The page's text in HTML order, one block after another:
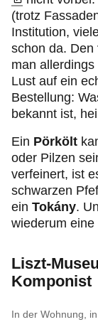
(trotz
Institution,
schon da. Den
man
Lust auf ein
Bestellung:
bekannt ist,
Ein Pörkölt
oder Pilzen
verfeinert, ist
schwarzen
ein Tokány.
wiederum
Liszt-
Komponist
In der Wohnung,